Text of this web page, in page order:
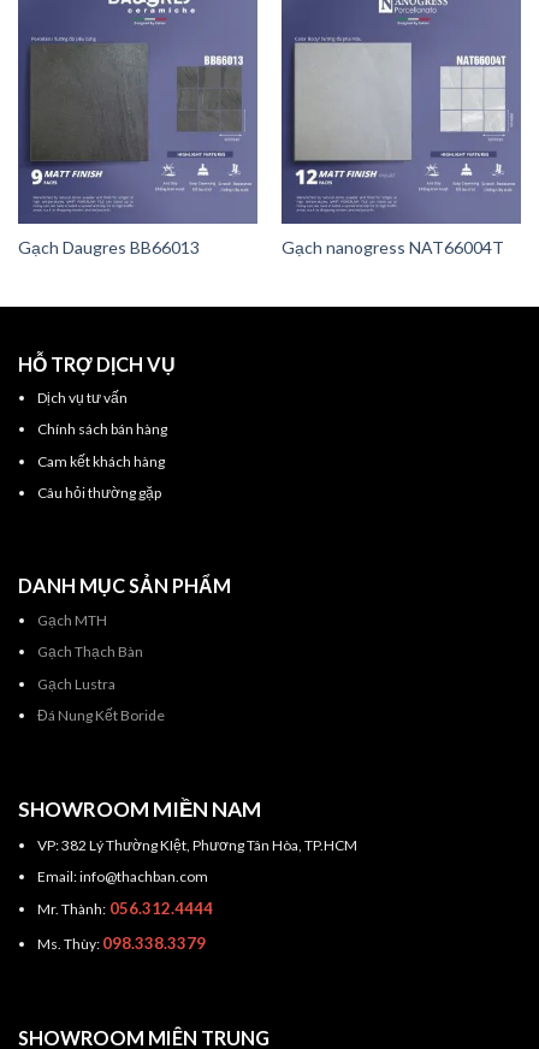
Gạch Daugres BB66013 Gạch nanogress NAT66004T
HỖ TRỢ DỊCH VỤ
Dịch vụ tư vấn
Chính sách bán hàng
Cam kết khách hàng
Câu hỏi thường gặp
DANH MỤC SẢN PHẨM
Gạch MTH
Gạch Thạch Bàn
Gạch Lustra
Đá Nung Kết Boride
SHOWROOM MIỀN NAM
VP: 382 Lý Thường KIệt, Phương Tân Hòa, TP.HCM
Email: info@thachban.com
Mr. Thành:056.312.4444
Ms. Thùy: 098.338.3379
SHOWROOM MIÊN TRUNG